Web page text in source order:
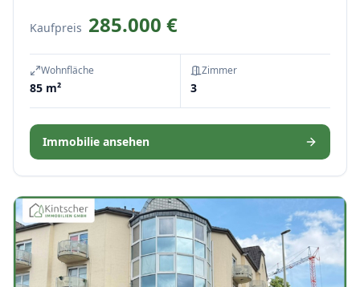
Kaufpreis 285.000 €
Wohnfläche
85 m²
Zimmer
3
Immobilie ansehen